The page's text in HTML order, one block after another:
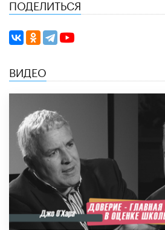
ПОДЕЛИТЬСЯ
ВИДЕО